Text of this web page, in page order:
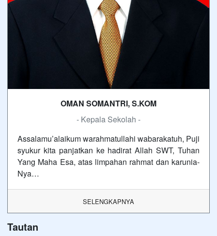
OMAN SOMANTRI, S.KOM
- Kepala Sekolah -
Assalamu’alaikum warahmatullahi wabarakatuh, Puji
syukur kita panjatkan ke hadirat Allah SWT, Tuhan
Yang Maha Esa, atas limpahan rahmat dan karunia-
Nya…
SELENGKAPNYA
Tautan